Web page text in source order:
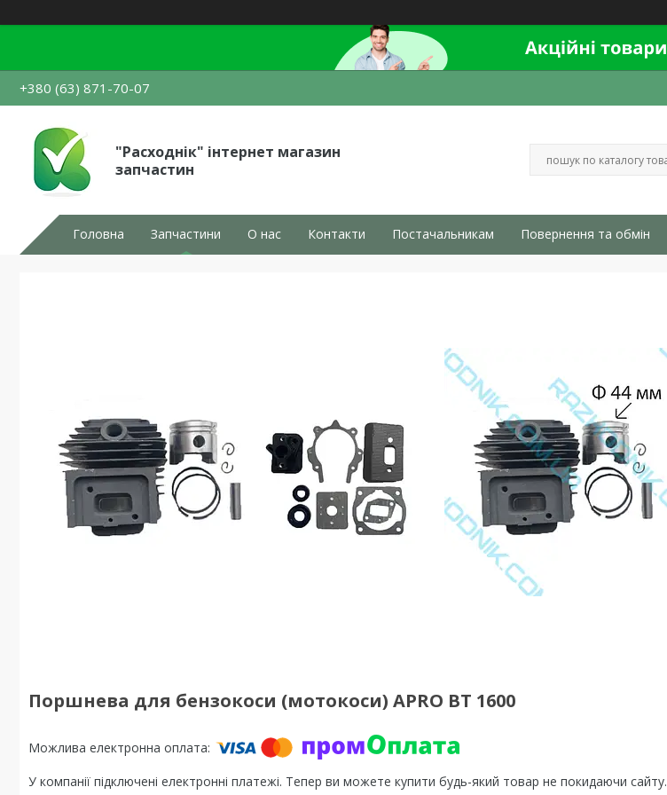
+380 (63) 871-70-07
"Расходнік" інтернет магазин
запчастин
Головна Запчастини О нас Контакти Постачальникам Повернення та обмін
Поршнева для бензокоси (мотокоси) APRO ВТ 1600
У компанії підключені електронні платежі. Тепер ви можете купити будь-який товар не покидаючи сайту.